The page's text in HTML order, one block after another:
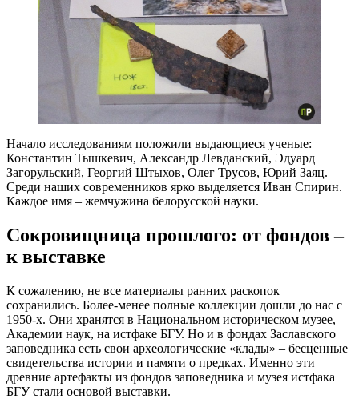
Начало исследованиям положили выдающиеся ученые:
Константин Тышкевич, Александр Левданский, Эдуард
Загорульский, Георгий Штыхов, Олег Трусов, Юрий Заяц.
Среди наших современников ярко выделяется Иван Спирин.
Каждое имя – жемчужина белорусской науки.
Сокровищница прошлого: от фондов –
к выставке
К сожалению, не все материалы ранних раскопок
сохранились. Более-менее полные коллекции дошли до нас с
1950-х. Они хранятся в Национальном историческом музее,
Академии наук, на истфаке БГУ. Но и в фондах Заславского
заповедника есть свои археологические «клады» – бесценные
свидетельства истории и памяти о предках. Именно эти
древние артефакты из фондов заповедника и музея истфака
БГУ стали основой выставки.